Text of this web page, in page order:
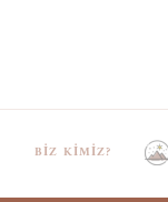
BIZ KIMIZ?